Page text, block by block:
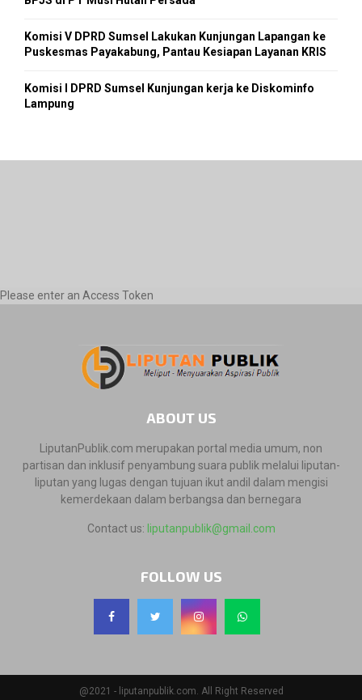
Komisi V DPRD Sumsel Lakukan Kunjungan Lapangan ke
Puskesmas Payakabung, Pantau Kesiapan Layanan KRIS
Komisi I DPRD Sumsel Kunjungan kerja ke Diskominfo
Lampung
Please enter an Access Token
ABOUT US
LiputanPublik.com merupakan portal media umum, non
partisan dan inklusif penyambung suara publik melalui liputan-
liputan yang lugas dengan tujuan ikut andil dalam mengisi
kemerdekaan dalam berbangsa dan bernegara
Contact us: liputanpublik@gmail.com
FOLLOW US
@2021 - liputanpublik.com. All Right Reserved